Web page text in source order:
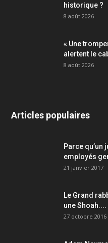
historique ?
8 août 2026
« Une
alertent le
8 août 2026
Articles populaires
Parce qu’un
employés
21 janvier 2017
Le Grand
une Shoah....
27 octobre 2016